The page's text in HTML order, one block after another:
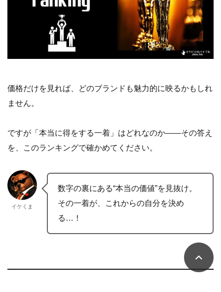
価格だけを見れば、どのブランドも魅力的に映るかもしれ
ません。
ですが「本当に得をする一着」はどれなのか——その答え
を、このランキングで確かめてください。
イケくま
数字の裏にある“本当の価値”を見抜け。
その一着が、これからの自分を決め
る…！